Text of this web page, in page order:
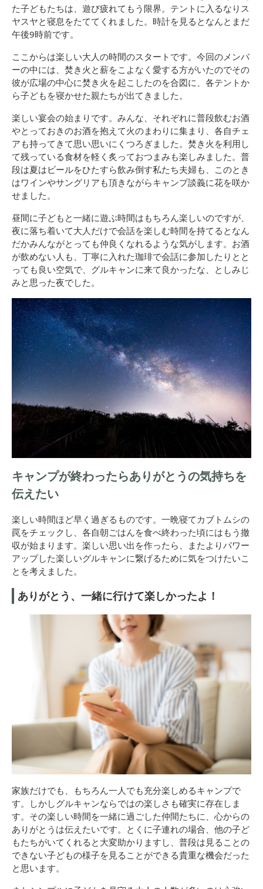
た子どもたちは、遊び疲れてもう限界。テントに入るなりス
ヤスヤと寝息をたててくれました。時計を見るとなんとまだ
午後9時前です。
ここからは楽しい大人の時間のスタートです。今回のメンバ
ーの中には、焚き火と薪をこよなく愛する方がいたのでその
彼が広場の中心に焚き火を起こしたのを合図に、各テントか
ら子どもを寝かせた親たちが出てきました。
楽しい宴会の始まりです。みんな、それぞれに普段飲むお酒
やとっておきのお酒を抱えて火のまわりに集まり、各自チェ
アも持ってきて思い思いにくつろぎました。焚き火を利用し
て残っている食材を軽く炙っておつまみも楽しみました。普
段は夏はビールをひたすら飲み倒す私たち夫婦も、このとき
はワインやサングリアも頂きながらキャンプ談義に花を咲か
せました。
昼間に子どもと一緒に遊ぶ時間はもちろん楽しいのですが、
夜に落ち着いて大人だけで会話を楽しむ時間を持てるとなん
だかみんながとっても仲良くなれるような気がします。お酒
が飲めない人も、丁寧に入れた珈琲で会話に参加したりとと
っても良い空気で、グルキャンに来て良かったな、としみじ
みと思った夜でした。
キャンプが終わったらありがとうの気持ちを
伝えたい
楽しい時間ほど早く過ぎるものです。一晩寝てカブトムシの
罠をチェックし、各自朝ごはんを食べ終わった頃にはもう撤
収が始まります。楽しい思い出を作ったら、またよりパワー
アップした楽しいグルキャンに繋げるために気をつけたいこ
とを考えました。
ありがとう、一緒に行けて楽しかったよ！
家族だけでも、もちろん一人でも充分楽しめるキャンプで
す。しかしグルキャンならではの楽しさも確実に存在しま
す。その楽しい時間を一緒に過ごした仲間たちに、心からの
ありがとうは伝えたいです。とくに子連れの場合、他の子ど
もたちがいてくれると大変助かりますし、普段は見ることの
できない子どもの様子を見ることができる貴重な機会だった
と思います。